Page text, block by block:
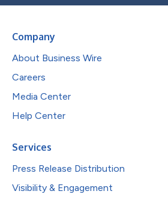
Company
About Business Wire
Careers
Media Center
Help Center
Services
Press Release Distribution
Visibility & Engagement